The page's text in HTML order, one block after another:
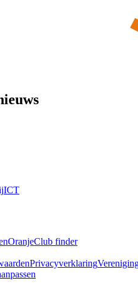
ICT
OranjeClub finder
Privacyverklaring